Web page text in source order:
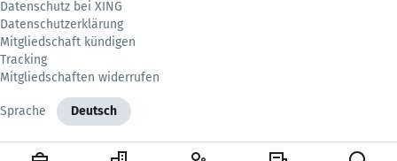
Datenschutz bei XING
Datenschutzerklärung
Mitgliedschaft kündigen
Tracking
Mitgliedschaften widerrufen
Sprache Deutsch